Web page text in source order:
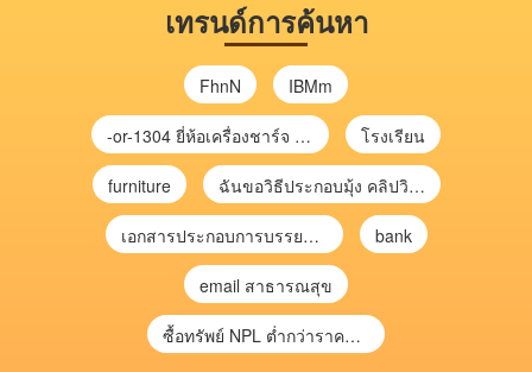
เทรนด์การค้นหา
FhnN IBMm
-or-1304 ยี่ห้อเครื่องชาร์จ chargecore โรงเรียน
furniture ฉันขอวิธีประกอบมุ้ง คลิปวิดีโอ การประกอบมุ้ง
เอกสารประกอบการบรรยาย การประเมินความเสี่ยงเพื่อวางแผนการตรวจสอบ \ bank
email สาธารณสุข
ซื้อทรัพย์ NPL ต่ำกว่าราคาตลาด 30-70% แบบไม่ต้องไปประมูล”